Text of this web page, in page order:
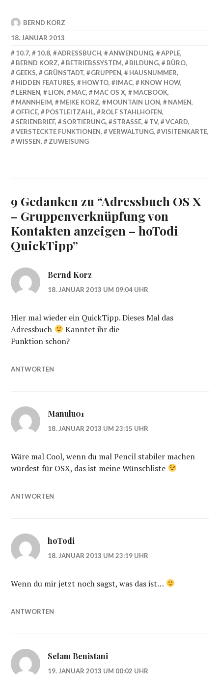
BERND KORZ
18. JANUAR 2013
10.7, 10.8, ADRESSBUCH, ANWENDUNG, APPLE,
BERND KORZ, BETRIEBSSYSTEM, BILDUNG, BÜRO,
GEEKS, GRÜNSTADT, GRUPPEN, HAUSNUMMER,
HIDDEN FEATURES, HOWTO, IMAC, KNOW HOW,
LERNEN, LION, MAC, MAC OS X, MACBOOK,
MANNHEIM, MEIKE KORZ, MOUNTAIN LION, NAMEN,
OFFICE, POSTLEITZAHL, ROLF STAHLHOFEN,
SERIENBRIEF, SORTIERUNG, STRASSE, TV, VCARD,
VERSTECKTE FUNKTIONEN, VERWALTUNG, VISITENKARTE,
WISSEN, ZUWEISUNG
9 Gedanken zu “Adressbuch OS X
– Gruppenverknüpfung von
Kontakten anzeigen – hoTodi
QuickTipp”
Bernd Korz
18. JANUAR 2013 UM 09:04 UHR
Hier mal wieder ein QuickTipp. Dieses Mal das
Adressbuch
Kanntet ihr die
Funktion schon?
ANTWORTEN
Manulu01
18. JANUAR 2013 UM 23:15 UHR
Wäre mal Cool, wenn du mal Pencil stabiler machen
würdest für OSX, das ist meine Wünschliste
ANTWORTEN
hoTodi
18. JANUAR 2013 UM 23:19 UHR
Wenn du mir jetzt noch sagst, was das ist…
ANTWORTEN
Selam Benistani
19. JANUAR 2013 UM 00:02 UHR